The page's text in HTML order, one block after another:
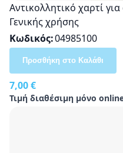
Αντικολλητικό χαρτί
Γενικής χρήσης
Κωδικός 04985100
7,00 €
Τιμή διαθέσιμη μόνο
Προσθήκη στο Καλάθι